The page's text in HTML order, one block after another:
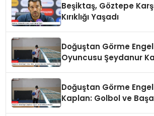
Beşiktaş, Göztepe
Kırıklığı Yaşadı
Doğuştan Görme
Oyuncusu Şeydanur
Doğuştan Görme
Kaplan: Golbol ve